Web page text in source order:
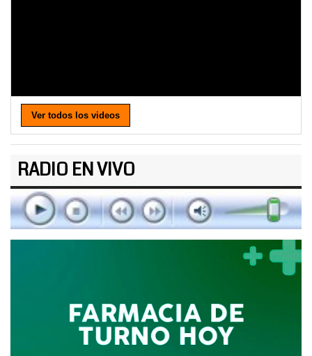
Ver todos los videos
RADIO EN VIVO